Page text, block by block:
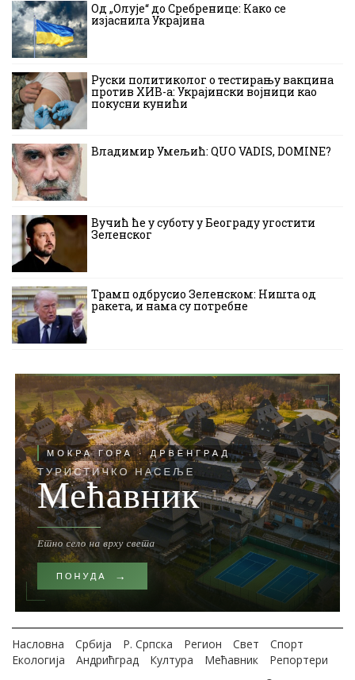
Од „Олује“ до Сребренице: Како се
изјаснила Украјина
Руски политиколог о тестирању вакцина
против ХИВ-а: Украјински војници као
покусни кунићи
Владимир Умељић: QUO VADIS, DOMINE?
Вучић ће у суботу у Београду угостити
Зеленског
Трамп одбрусио Зеленском: Ништа од
ракета, и нама су потребне
Насловна Србија Р. Српска Регион Свет
Спорт
Екологија
Андрићград Култура Мећавник
Репортери